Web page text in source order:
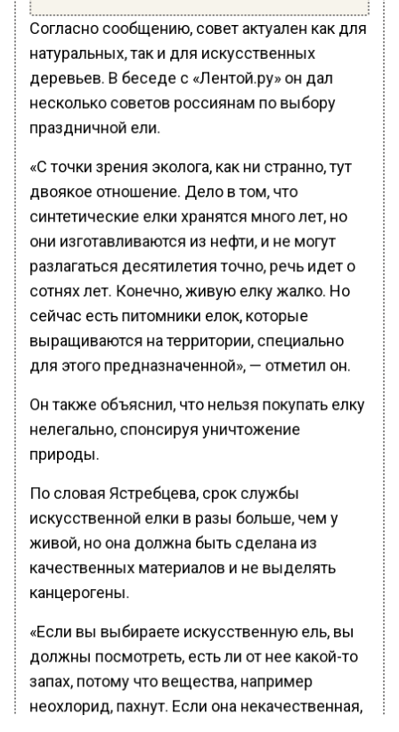
Согласно сообщению, совет актуален как для
натуральных, так и для искусственных
деревьев. В беседе с «Лентой.ру» он дал
несколько советов россиянам по выбору
праздничной ели.
«С точки зрения эколога, как ни странно, тут
двоякое отношение. Дело в том, что
синтетические елки хранятся много лет, но
они изготавливаются из нефти, и не могут
разлагаться десятилетия точно, речь идет о
сотнях лет. Конечно, живую елку жалко. Но
сейчас есть питомники елок, которые
выращиваются на территории, специально
для этого предназначенной», — отметил он.
Он также объяснил, что нельзя покупать елку
нелегально, спонсируя уничтожение
природы.
По словая Ястребцева, срок службы
искусственной елки в разы больше, чем у
живой, но она должна быть сделана из
качественных материалов и не выделять
канцерогены.
«Если вы выбираете искусственную ель, вы
должны посмотреть, есть ли от нее какой-то
запах, потому что вещества, например
неохлорид, пахнут. Если она некачественная,